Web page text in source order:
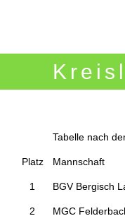
Tabelle nach
Platz Mannschaft
1 BGV Bergisch
2 MGC